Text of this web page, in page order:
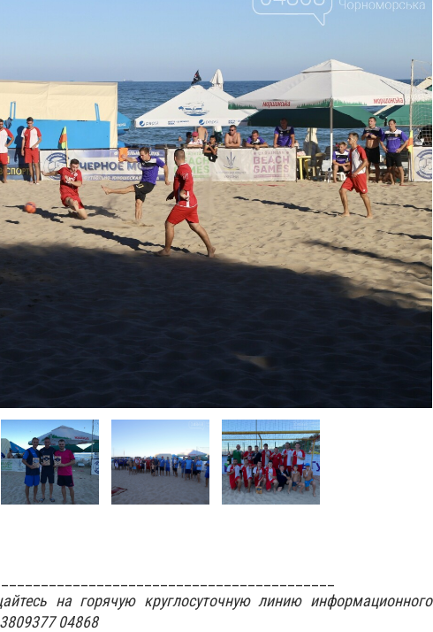
на горячую круглосуточную линию информационного
04868